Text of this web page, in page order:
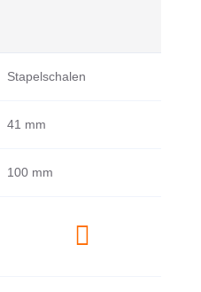
Stapelschalen
41 mm
100 mm
